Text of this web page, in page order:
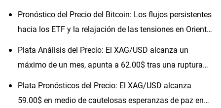
Pronóstico del Precio del Bitcoin: Los flujos persistentes
hacia los ETF y la relajación de las tensiones en Oriente
Plata Análisis del Precio: El XAG/USD alcanza un
máximo de un mes, apunta a 62.00$ tras una ruptura
Plata Pronósticos del Precio: El XAG/USD alcanza
59.00$ en medio de cautelosas esperanzas de paz en